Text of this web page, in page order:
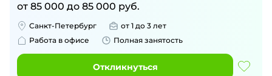
от 85 000 до 85 000 руб.
Санкт-Петербург
от 1 до 3 лет
Работа в офисе
Полная занятость
Откликнуться